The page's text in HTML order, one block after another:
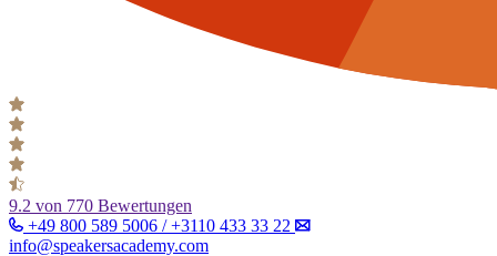
9.2 von 770 Bewertungen
+49 800 589 5006 / +3110 433 33 22
info@speakersacademy.com